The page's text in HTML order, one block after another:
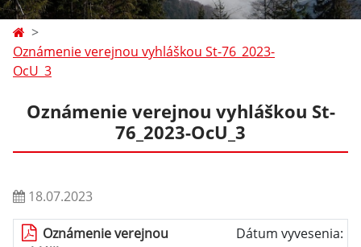
Oznámenie verejnou vyhláškou St-76_2023-
OcU_3
Oznámenie verejnou vyhláškou St-
76_2023-OcU_3
18.07.2023
Oznámenie verejnou
Dátum vyvesenia: